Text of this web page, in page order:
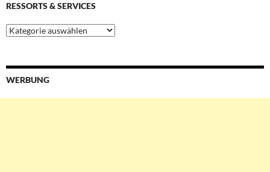
RESSORTS & SERVICES
Ressorts
&
WERBUNG